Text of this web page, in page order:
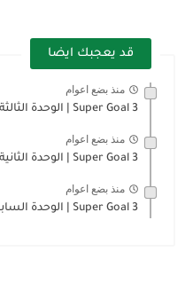
قد يعجبك ايضا
منذ بضع اعوام
Super Goal 3 | الوحدة الثالثة | قسم الكتابة Writing...
منذ بضع اعوام
Super Goal 3 | الوحدة الثانية | قسم الكتابة Writing...
منذ بضع اعوام
Super Goal 3 | الوحدة السابعة | قسم الكتابة Writing...